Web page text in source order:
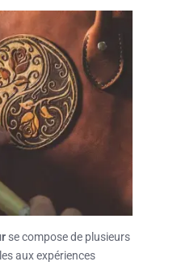
se compose de plusieurs
aux expériences